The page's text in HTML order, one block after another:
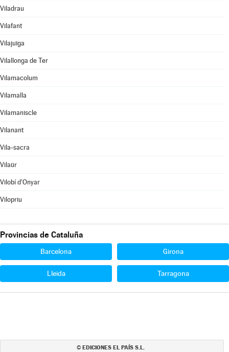
Viladrau
Vilafant
Vilajuïga
Vilallonga de Ter
Vilamacolum
Vilamalla
Vilamaniscle
Vilanant
Vila-sacra
Vilaür
Vilobí d'Onyar
Vilopriu
Provincias de Cataluña
Barcelona Girona
Lleida Tarragona
© EDICIONES EL PAÍS S.L.